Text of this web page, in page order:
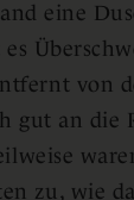
eine
von
gut an die
zu, wie